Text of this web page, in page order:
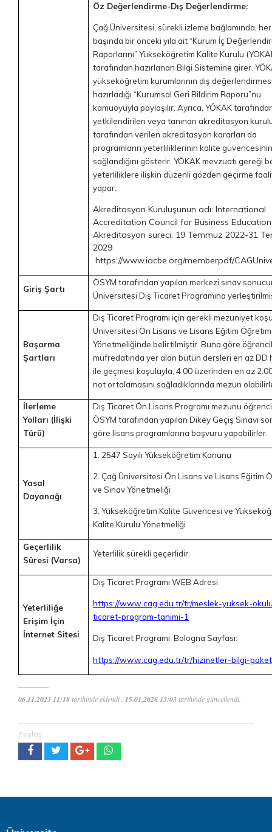
Öz Değerlendirme-Dış Değerlendirme:
Çağ Üniversitesi, sürekli izleme bağlamında, her
başında bir önceki yıla ait “Kurum İç
Raporlarını” Yükseköğretim Kalite Kurulu
tarafından hazırlanan Bilgi Sistemine girer.
yükseköğretim kurumlarının dış
hazırladığı “Kurumsal Geri Bildirim Raporu”nu
kamuoyuyla paylaşılır. Ayrıca, YÖKAK
yetkilendirilen veya tanınan akreditasyon
tarafından verilen akreditasyon kararları da
programların yeterliliklerinin kalite
sağlandığını gösterir. YÖKAK mevzuatı gereği
yeterliliklere ilişkin düzenli gözden geçirme
yapar.
Akreditasyon Kuruluşunun adı: International
Accreditation Council for Business Education
Akreditasyon süreci: 19 Temmuz 2022-31
2029
https://www.iacbe.org/memberpdf/
Giriş Şartı
ÖSYM tarafından yapılan merkezi sınav
Üniversitesi Dış Ticaret Programına
Başarma
Şartları
Dış Ticaret Programı için gerekli mezuniyet
Üniversitesi Ön Lisans ve Lisans Eğitim Öğretim
Yönetmeliğinde belirtilmiştir. Buna göre
müfredatında yer alan bütün dersleri en az DD
ile geçmesi koşuluyla, 4.00 üzerinden en az
not ortalamasını sağladıklarında mezun
İlerleme
Yolları (İlişki
Türü)
Dış Ticaret Ön Lisans Programı mezunu
ÖSYM tarafından yapılan Dikey Geçiş Sınavı
göre lisans programlarına başvuru yapabilirler.
Yasal
Dayanağı
1. 2547 Sayılı Yükseköğretim Kanunu
2. Çağ Üniversitesi Ön Lisans ve Lisans Eğitim
ve Sınav Yönetmeliği
3. Yükseköğretim Kalite Güvencesi ve
Kalite Kurulu Yönetmeliği
Geçerlilik
Süresi (Varsa)
Yeterlilik sürekli geçerlidir.
Yeterliliğe
Erişim İçin
İnternet Sitesi
Dış Ticaret Programı WEB Adresi
https://www.cag.edu.tr/tr/meslek-yuksek-
ticaret-program-tanimi-1
Dış Ticaret Programı Bologna Sayfası:
https://www.cag.edu.tr/tr/hizmetler-bilgi-
06.11.2023 11:18tarihinde eklendi , 15.01.2026 15:03tarihinde güncellendi.
Paylaş